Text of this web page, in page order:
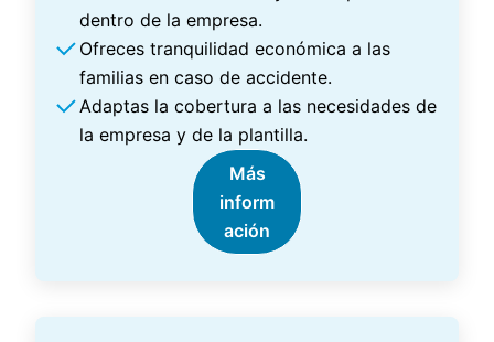
dentro de la empresa.
Ofreces tranquilidad económica a las
familias en caso de accidente.
Adaptas la cobertura a las necesidades de
la empresa y de la plantilla.
Más
inform
ación